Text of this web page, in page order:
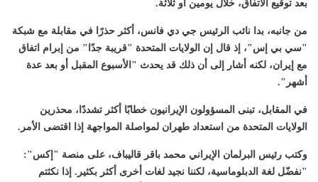
بعد توقيع الاتفاق، خلال يومين أو ثلاثة.
من جانبه، بدا نائب الرئيس جي دي فانس، أكثر حذرًا في مقابلة مع شبكة
"سي بي إس"، إذ قال إن الولايات المتحدة "قريبة جدًا" من إبرام اتفاق
مع إيران، لكنه أشار إلى أن ذلك قد يحدث "الأسبوع المقبل أو بعد عدة
أشهر".
في المقابل، تبنى المسؤولون الإيرانيون خطابًا أكثر تشددًا، محذرين
الولايات المتحدة من استعداد طهران لمواصلة المواجهة إذا اقتضى الأمر.
وكتب رئيس البرلمان الإيراني محمد باقر قاليباف، على منصة "إكس":
"نفضّل لغة الدبلوماسية، لكننا نجيد لغات أخرى أكثر بكثير. إذا نكثتم